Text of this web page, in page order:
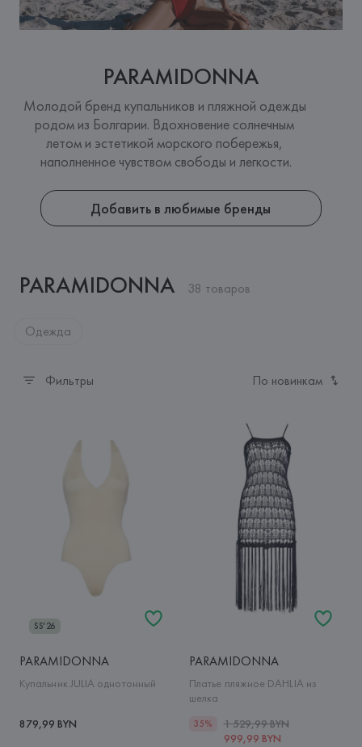
PARAMIDONNA
Молодой бренд купальников и пляжной одежды
родом из Болгарии. Вдохновение солнечным
летом и эстетикой морского побережья,
наполненное чувством свободы и легкости.
Добавить в любимые бренды
PARAMIDONNA 38 товаров
Одежда
Фильтры По новинкам
SS'26
PARAMIDONNA
Купальник JULIA однотонный
879,99 BYN
PARAMIDONNA
Платье пляжное DAHLIA из
шелка
35%
1 529,99 BYN
999,99 BYN